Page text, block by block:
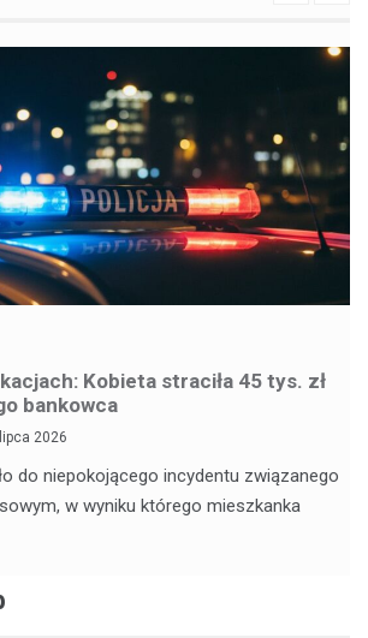
Kobieta straciła 45 tys. zł
bankowca
2026
do niepokojącego incydentu związanego
w wyniku którego mieszkanka